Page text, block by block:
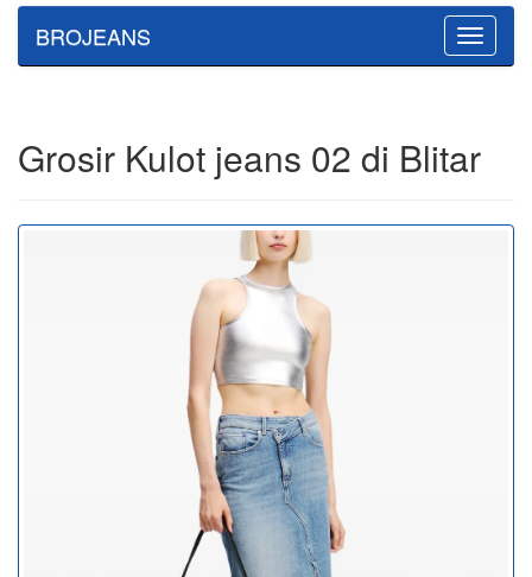
Toggle
BROJEANS
Grosir Kulot jeans 02 di Blitar